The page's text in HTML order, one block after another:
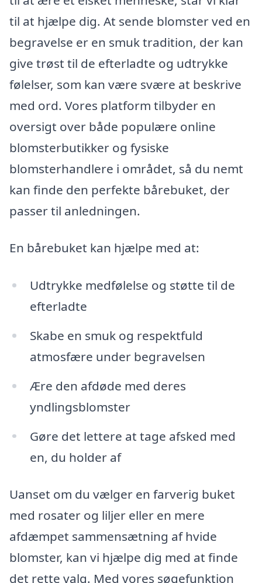
til at hjælpe dig. At sende blomster ved en
begravelse er en smuk tradition, der kan
give trøst til de efterladte og udtrykke
følelser, som kan være svære at beskrive
med ord. Vores platform tilbyder en
oversigt over både populære online
blomsterbutikker og fysiske
blomsterhandlere i området, så du nemt
kan finde den perfekte bårebuket, der
passer til anledningen.
En bårebuket kan hjælpe med at:
Udtrykke medfølelse og støtte til de
efterladte
Skabe en smuk og respektfuld
atmosfære under begravelsen
Ære den afdøde med deres
yndlingsblomster
Gøre det lettere at tage afsked med
en, du holder af
Uanset om du vælger en farverig buket
med rosater og liljer eller en mere
afdæmpet sammensætning af hvide
blomster, kan vi hjælpe dig med at finde
det rette valg. Med vores søgefunktion